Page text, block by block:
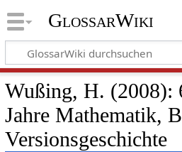
GlossarWiki
Wußing, H. (2008):
Jahre Mathematik,
Versionsgeschichte